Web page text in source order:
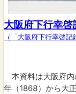
大阪府下行幸啓
（「大阪府下行幸啓
本資料は大阪府
年（1868）から大